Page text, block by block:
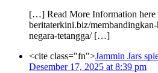
[…] Read More Information here
beritaterkini.biz/
negara-tetangga/ […]
<cite class="fn">Jammin Jars
Desember 17, 2025 at 8:39 pm